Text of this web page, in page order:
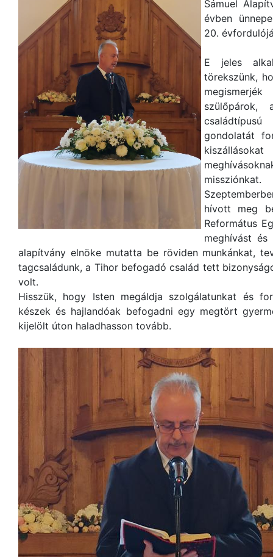
Sámuel
évben
20.
E jeles
törekszünk,
gondolatát
missziónkat.
hívott meg
Református
meghívást
alapítvány elnöke mutatta be röviden munkánkat,
tagcsaládunk, a Tihor befogadó család tett
volt.
Hisszük, hogy Isten megáldja szolgálatunkat és
készek és hajlandóak befogadni egy megtört
kijelölt úton haladhasson tovább.